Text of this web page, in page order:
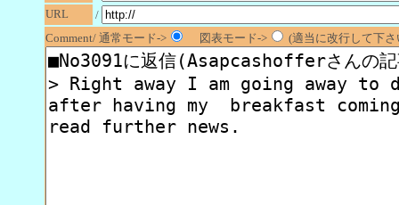
URL
/
Comment/ 通常モード->
図表モード-> (適当に改行して下